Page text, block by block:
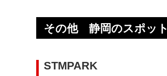
その他 静岡のスポット
STMPARK